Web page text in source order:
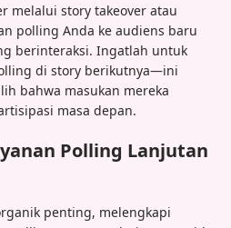
melalui story takeover atau
polling Anda ke audiens baru
berinteraksi. Ingatlah untuk
di story berikutnya—ini
bahwa masukan mereka
masa depan.
Polling Lanjutan
penting, melengkapi